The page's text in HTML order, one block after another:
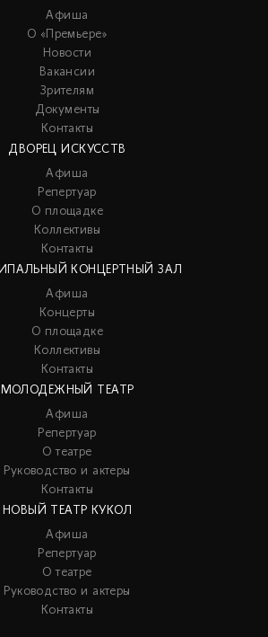
Афиша
О «Премьере»
Новости
Вакансии
Зрителям
Документы
Контакты
ДВОРЕЦ ИСКУССТВ
Афиша
Репертуар
О площадке
Коллективы
Контакты
КОНЦЕРТНЫЙ ЗАЛ
Афиша
Концерты
О площадке
Коллективы
Контакты
МОЛОДЕЖНЫЙ ТЕАТР
Афиша
Репертуар
О театре
Руководство и актеры
Контакты
НОВЫЙ ТЕАТР КУКОЛ
Афиша
Репертуар
О театре
Руководство и актеры
Контакты